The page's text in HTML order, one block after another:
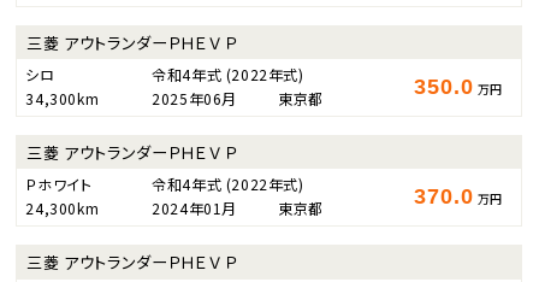
三菱 アウトランダーＰＨＥＶ Ｐ
シロ 令和4年式 (2022年式)
34,300km
2025年06月 東京都 350.0 万円
三菱 アウトランダーＰＨＥＶ Ｐ
Ｐホワイト 令和4年式 (2022年式)
24,300km
2024年01月 東京都 370.0 万円
三菱 アウトランダーＰＨＥＶ Ｐ